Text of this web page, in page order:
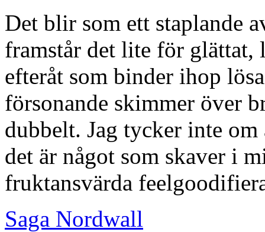
Det blir som ett staplande
framstår det lite för
efteråt som binder ihop
försonande skimmer över
dubbelt. Jag tycker inte om
det är något som skaver i
fruktansvärda
Saga Nordwall